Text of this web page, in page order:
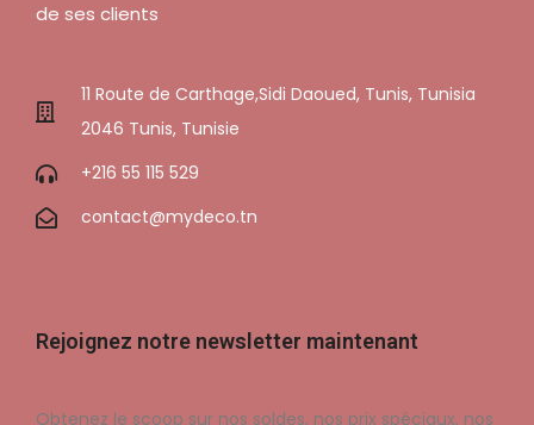
de ses clients
11 Route de Carthage,Sidi Daoued, Tunis, Tunisia
2046 Tunis, Tunisie
+216 55 115 529
contact@mydeco.tn
Rejoignez notre newsletter maintenant
Obtenez le scoop sur nos soldes, nos prix spéciaux, nos